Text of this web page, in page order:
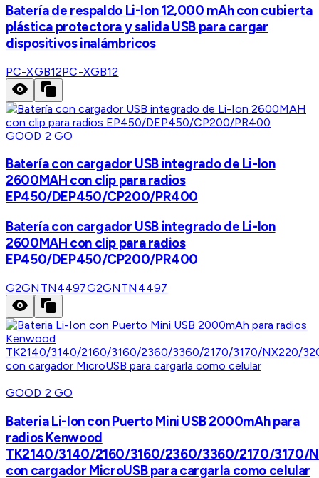
Batería de respaldo Li-Ion 12,000 mAh con cubierta
plástica protectora y salida USB para cargar
dispositivos inalámbricos
PC-XGB12PC-XGB12
GOOD 2 GO
Batería con cargador USB integrado de Li-Ion
2600MAH con clip para radios
EP450/DEP450/CP200/PR400
Batería con cargador USB integrado de Li-Ion
2600MAH con clip para radios
EP450/DEP450/CP200/PR400
G2GNTN4497G2GNTN4497
GOOD 2 GO
Bateria Li-Ion con Puerto Mini USB 2000mAh para
radios Kenwood
TK2140/3140/2160/3160/2360/3360/2170/3170/
con cargador MicroUSB para cargarla como celular